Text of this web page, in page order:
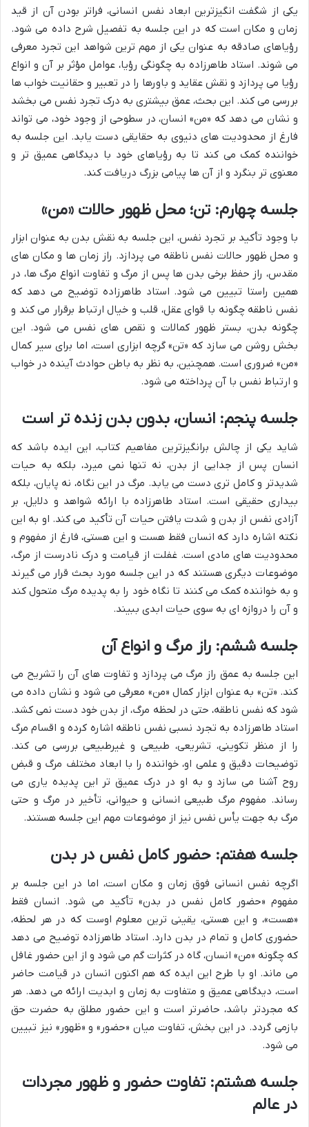
یکی از شگفت انگیزترین ابعاد نفس انسانی، فراتر بودن آن از قید
زمان و مکان است که در این جلسه به تفصیل شرح داده می شود.
رؤیاهای صادقه به عنوان یکی از مهم ترین شواهد این تجرد معرفی
می شوند. استاد طاهرزاده به چگونگی رؤیا، عوامل مؤثر بر آن و انواع
رؤیا می پردازد و نقش عقاید و باورها را در تعبیر و حقانیت خواب ها
بررسی می کند. این بحث، عمق بیشتری به درک تجرد نفس می بخشد
و نشان می دهد که «من» انسان، در سطوحی از وجود خود، می تواند
فارغ از محدودیت های دنیوی به حقایقی دست یابد. این جلسه به
خواننده کمک می کند تا به رؤیاهای خود با دیدگاهی عمیق تر و
معنوی تر بنگرد و از آن ها پیامی بزرگ دریافت کند.
جلسه چهارم: تن؛ محل ظهور حالات «من»
با وجود تأکید بر تجرد نفس، این جلسه به نقش بدن به عنوان ابزار
و محل ظهور حالات نفس ناطقه می پردازد. راز زمان ها و مکان های
مقدس، راز حفظ برخی بدن ها پس از مرگ و تفاوت انواع مرگ ها، در
همین راستا تبیین می شود. استاد طاهرزاده توضیح می دهد که
نفس ناطقه چگونه با قوای عقل، قلب و خیال ارتباط برقرار می کند و
چگونه بدن، بستر ظهور کمالات و نقص های نفس می شود. این
بخش روشن می سازد که «تن» گرچه ابزاری است، اما برای سیر کمال
«من» ضروری است. همچنین، به نظر به باطن حوادث آینده در خواب
و ارتباط نفس با آن پرداخته می شود.
جلسه پنجم: انسان، بدون بدن زنده تر است
شاید یکی از چالش برانگیزترین مفاهیم کتاب، این ایده باشد که
انسان پس از جدایی از بدن، نه تنها نمی میرد، بلکه به حیات
شدیدتر و کامل تری دست می یابد. مرگ در این نگاه، نه پایان، بلکه
بیداری حقیقی است. استاد طاهرزاده با ارائه شواهد و دلایل، بر
آزادی نفس از بدن و شدت یافتن حیات آن تأکید می کند. او به این
نکته اشاره دارد که انسان فقط هست و این هستی، فارغ از مفهوم و
محدودیت های مادی است. غفلت از قیامت و درک نادرست از مرگ،
موضوعات دیگری هستند که در این جلسه مورد بحث قرار می گیرند
و به خواننده کمک می کنند تا نگاه خود را به پدیده مرگ متحول کند
و آن را دروازه ای به سوی حیات ابدی ببیند.
جلسه ششم: راز مرگ و انواع آن
این جلسه به عمق راز مرگ می پردازد و تفاوت های آن را تشریح می
کند. «تن» به عنوان ابزار کمال «من» معرفی می شود و نشان داده می
شود که نفس ناطقه، حتی در لحظه مرگ، از بدن خود دست نمی کشد.
استاد طاهرزاده به تجرد نسبی نفس ناطقه اشاره کرده و اقسام مرگ
را از منظر تکوینی، تشریعی، طبیعی و غیرطبیعی بررسی می کند.
توضیحات دقیق و علمی او، خواننده را با ابعاد مختلف مرگ و قبض
روح آشنا می سازد و به او در درک عمیق تر این پدیده یاری می
رساند. مفهوم مرگ طبیعی انسانی و حیوانی، تأخیر در مرگ و حتی
مرگ به جهت یأس نفس نیز از موضوعات مهم این جلسه هستند.
جلسه هفتم: حضور کامل نفس در بدن
اگرچه نفس انسانی فوق زمان و مکان است، اما در این جلسه بر
مفهوم «حضور کامل نفس در بدن» تأکید می شود. انسان فقط
«هست»، و این هستی، یقینی ترین معلوم اوست که در هر لحظه،
حضوری کامل و تمام در بدن دارد. استاد طاهرزاده توضیح می دهد
که چگونه «من» انسان، گاه در کثرات گم می شود و از این حضور غافل
می ماند. او با طرح این ایده که هم اکنون انسان در قیامت حاضر
است، دیدگاهی عمیق و متفاوت به زمان و ابدیت ارائه می دهد. هر
که مجردتر باشد، حاضرتر است و این حضور مطلق به حضرت حق
بازمی گردد. در این بخش، تفاوت میان «حضور» و «ظهور» نیز تبیین
می شود.
جلسه هشتم: تفاوت حضور و ظهور مجردات
در عالم